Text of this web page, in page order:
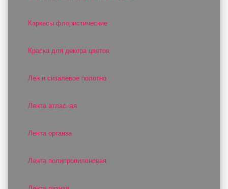
Каркасы флористические
Краска для декора цветов
Лен и сизалевое полотно
Лента атласная
Лента органза
Лента полипропиленовая